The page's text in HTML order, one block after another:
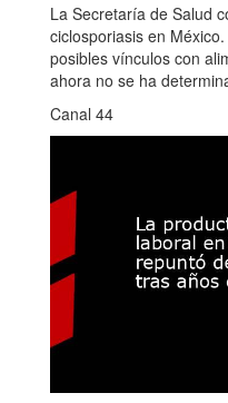
La Secretaría de Salud
ciclosporiasis en
posibles vínculos con
ahora no se ha
Canal 44